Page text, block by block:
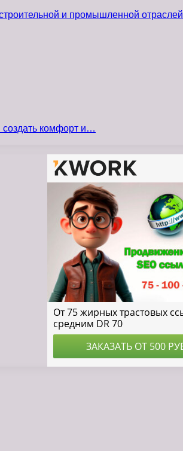
и промышленной отраслей
создать комфорт и…